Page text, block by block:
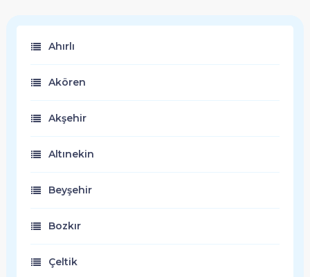
Ahırlı
Akören
Akşehir
Altınekin
Beyşehir
Bozkır
Çeltik